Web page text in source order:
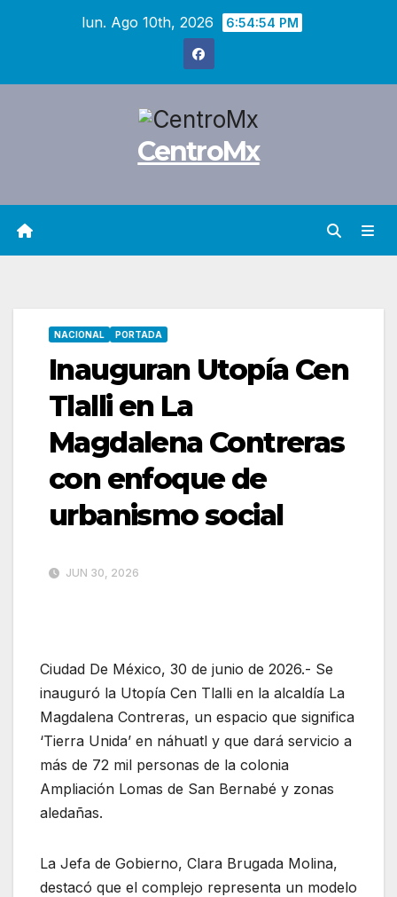
lun. Ago 10th, 2026 6:54:55 PM
CentroMx
NACIONAL PORTADA
Inauguran Utopía Cen
Tlalli en La
Magdalena Contreras
con enfoque de
urbanismo social
JUN 30, 2026
Ciudad De México, 30 de junio de 2026.- Se
inauguró la Utopía Cen Tlalli en la alcaldía La
Magdalena Contreras, un espacio que significa
‘Tierra Unida’ en náhuatl y que dará servicio a
más de 72 mil personas de la colonia
Ampliación Lomas de San Bernabé y zonas
aledañas.
La Jefa de Gobierno, Clara Brugada Molina,
destacó que el complejo representa un modelo